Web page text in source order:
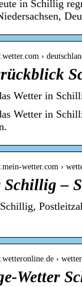
in Schillig
›
Wetter in
Wetter in
wetter.com ›
Schillig –
›
Wetter